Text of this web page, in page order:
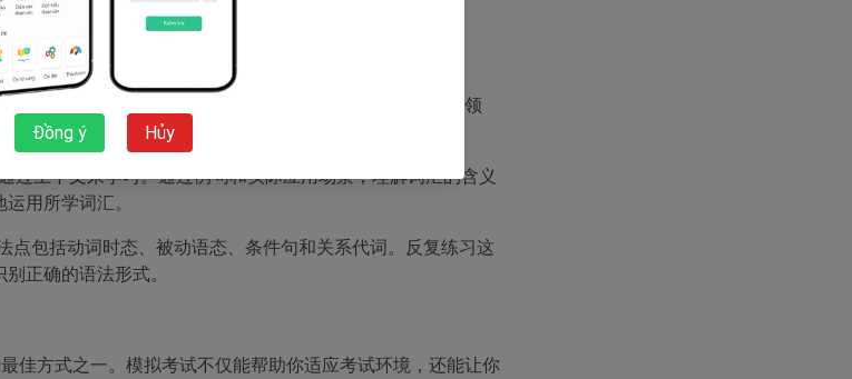
具体信息。
和基本的语法知识。特别是在商务、旅游、办公和财务等领
过上下文来学习。通过例句和实际应用场景，理解词汇的含义
用所学词汇。
点包括动词时态、被动语态、条件句和关系代词。反复练习这
正确的语法形式。
佳方式之一。模拟考试不仅能帮助你适应考试环境，还能让你
Đồng ý Hủy